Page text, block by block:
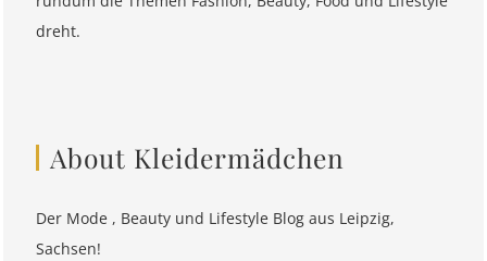
dreht.
About Kleidermädchen
Der Mode , Beauty und Lifestyle Blog aus Leipzig,
Sachsen!